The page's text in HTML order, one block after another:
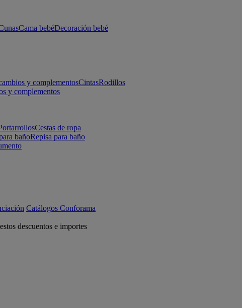
Cama bebéDecoración bebé
y complementosCintasRodillos
y complementos
Cestas de ropa
bañoRepisa para baño
Catálogos Conforama
descuentos e importes